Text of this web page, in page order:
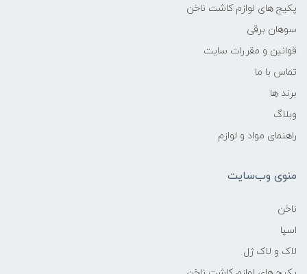
پکیج های لوازم کاشت ناخن
سوهان برقی
قوانین و مقررات سایت
تماس با ما
برند ها
وبلاگ
راهنمای مواد و لوازم
منوی وب‌سایت
ناخن
اسپا
لاک و لاک ژل